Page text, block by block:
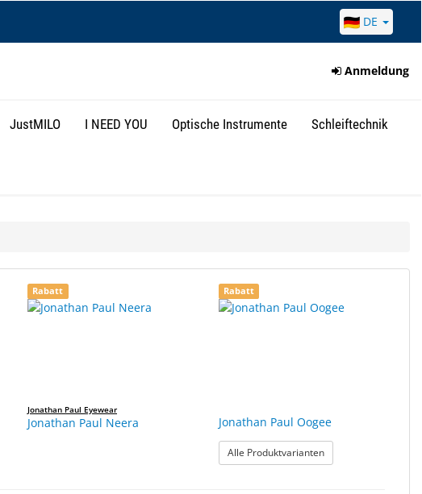
DE
Anmeldung
JustMILO I NEED YOU Optische Instrumente Schleiftechnik
Rabatt
Jonathan Paul Eyewear
Jonathan Paul Neera
Rabatt
Jonathan Paul Oogee
Alle Produktvarianten: Jonathan Paul Oogee